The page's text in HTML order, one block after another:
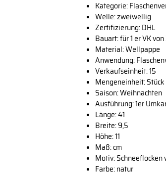
Kategorie:
Welle: zweiwellig
Zertifizierung: DHL
Bauart: für 1 er VK
Material: Wellpappe
Anwendung:
Verkaufseinheit: 15
Mengeneinheit: Stück
Saison: Weihnachten
Ausführung: 1er
Länge: 41
Breite: 9,5
Höhe: 11
Maß: cm
Motiv: Schneeflocken
Farbe: natur